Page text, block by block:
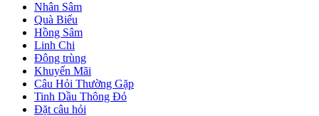
Nhân Sâm
Quà Biếu
Hồng Sâm
Linh Chi
Đông trùng
Khuyến Mãi
Câu Hỏi Thường Gặp
Tinh Dầu Thông Đỏ
Đặt câu hỏi